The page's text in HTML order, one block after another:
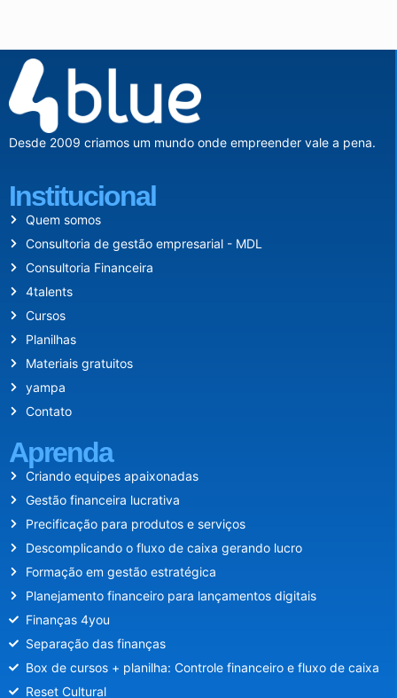
Desde 2009 criamos um mundo onde empreender vale a pena.
Institucional
Quem somos
Consultoria de gestão empresarial - MDL
Consultoria Financeira
4talents
Cursos
Planilhas
Materiais gratuitos
yampa
Contato
Aprenda
Criando equipes apaixonadas
Gestão financeira lucrativa
Precificação para produtos e serviços
Descomplicando o fluxo de caixa gerando lucro
Formação em gestão estratégica
Planejamento financeiro para lançamentos digitais
Finanças 4you
Separação das finanças
Box de cursos + planilha: Controle financeiro e fluxo de caixa
Reset Cultural